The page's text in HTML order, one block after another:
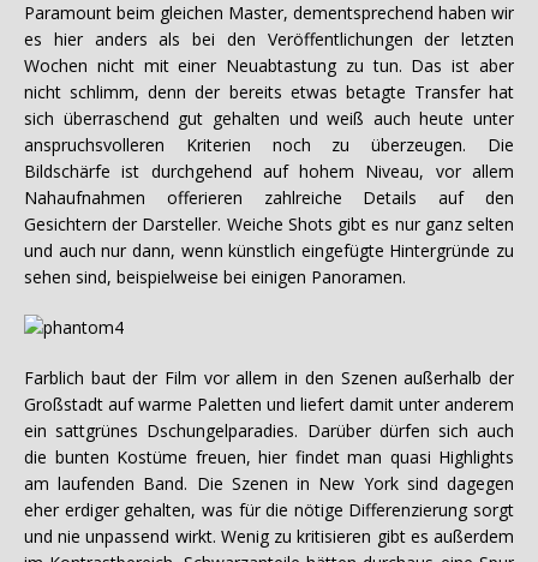
Paramount beim gleichen Master, dementsprechend haben wir
es hier anders als bei den Veröffentlichungen der letzten
Wochen nicht mit einer Neuabtastung zu tun. Das ist aber
nicht schlimm, denn der bereits etwas betagte Transfer hat
sich überraschend gut gehalten und weiß auch heute unter
anspruchsvolleren Kriterien noch zu überzeugen. Die
Bildschärfe ist durchgehend auf hohem Niveau, vor allem
Nahaufnahmen offerieren zahlreiche Details auf den
Gesichtern der Darsteller. Weiche Shots gibt es nur ganz selten
und auch nur dann, wenn künstlich eingefügte Hintergründe zu
sehen sind, beispielweise bei einigen Panoramen.
Farblich baut der Film vor allem in den Szenen außerhalb der
Großstadt auf warme Paletten und liefert damit unter anderem
ein sattgrünes Dschungelparadies. Darüber dürfen sich auch
die bunten Kostüme freuen, hier findet man quasi Highlights
am laufenden Band. Die Szenen in New York sind dagegen
eher erdiger gehalten, was für die nötige Differenzierung sorgt
und nie unpassend wirkt. Wenig zu kritisieren gibt es außerdem